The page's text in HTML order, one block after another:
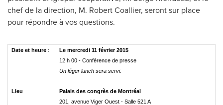
chef de la direction, M. Robert Coallier, seront sur place
pour répondre à vos questions.
Date et heure :
Le mercredi 11 février 2015
12 h 00 - Conférence de presse
Un léger lunch sera servi.
Lieu
Palais des congrès de Montréal
201, avenue Viger Ouest - Salle 521 A